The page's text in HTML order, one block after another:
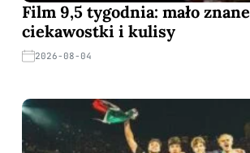
Film 9,5 tygodnia: mało znane
ciekawostki i kulisy
2026-08-04